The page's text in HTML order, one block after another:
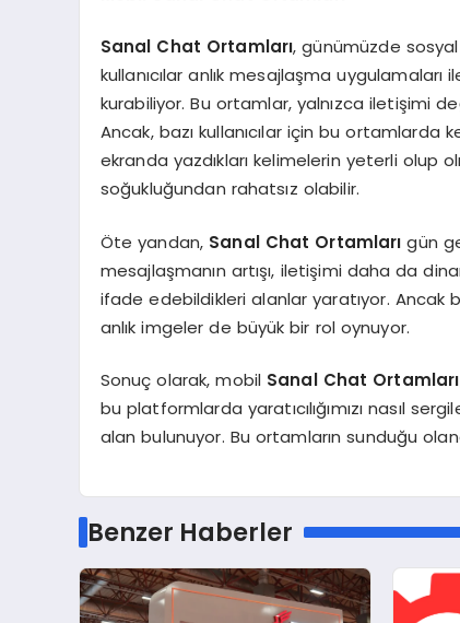
Sanal Chat Ortamları, günümüzde
kullanıcılar anlık mesajlaşma
kurabiliyor. Bu ortamlar, yalnızca iletişimi
Ancak, bazı kullanıcılar için bu ortamlarda
ekranda yazdıkları kelimelerin yeterli olup
soğukluğundan rahatsız olabilir.
Öte yandan, Sanal Chat Ortamları gün
mesajlaşmanın artışı, iletişimi daha da
ifade edebildikleri alanlar yaratıyor. Ancak
anlık imgeler de büyük bir rol oynuyor.
Sonuç olarak, mobil Sanal Chat Ortamları
bu platformlarda yaratıcılığımızı nasıl
alan bulunuyor. Bu ortamların sunduğu
Benzer Haberler